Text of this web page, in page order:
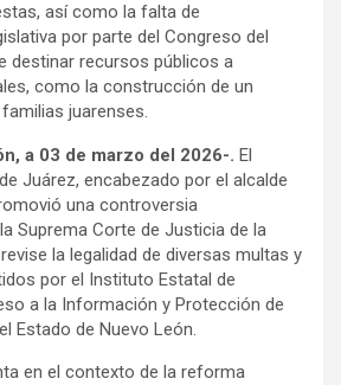
así como la falta de
por parte del Congreso del
destinar recursos públicos a
como la construcción de un
juarenses.
a 03 de marzo del 2026-. El
Juárez, encabezado por el alcalde
una controversia
Suprema Corte de Justicia de la
la legalidad de diversas multas y
por el Instituto Estatal de
a la Información y Protección de
Estado de Nuevo León.
en el contexto de la reforma